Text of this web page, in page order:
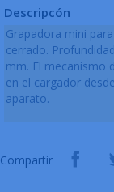
Descripcón
Grapadora mini
cerrado.
mm. El mecanismo
en el cargador
aparato.
Compartir